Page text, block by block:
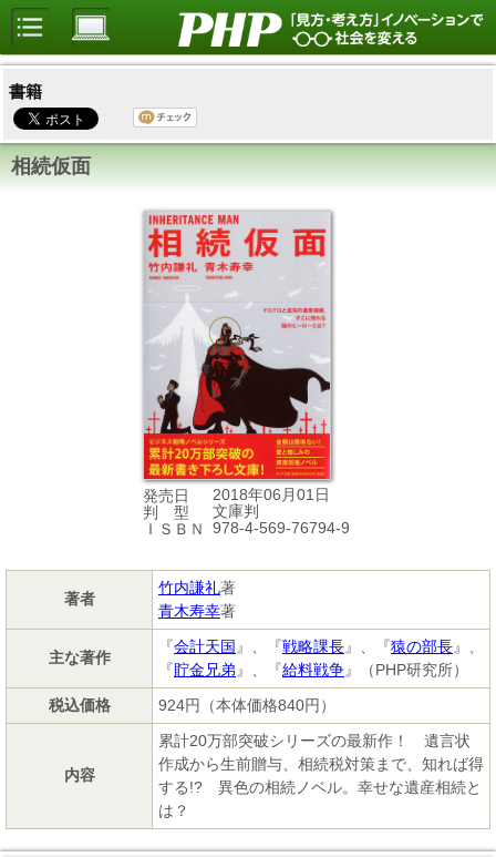
書籍
相続仮面
発売日
2018年06月01日
判 型
文庫判
ＩＳＢＮ
978-4-569-76794-9
著者
竹内謙礼著
青木寿幸著
主な著作
『会計天国 』、『戦略課長』、『猿の部長』、
『貯金兄弟』、『給料戦争』（PHP研究所）
税込価格
924円（本体価格840円）
内容
累計20万部突破シリーズの最新作！ 遺言状
作成から生前贈与、相続税対策まで、知れば得
する!? 異色の相続ノベル。幸せな遺産相続と
は？